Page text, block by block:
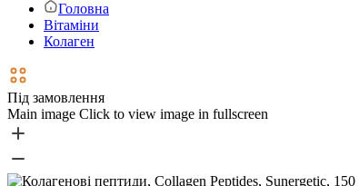
Головна
Вітаміни
Колаген
Під замовлення
Main image Click to view image in fullscreen